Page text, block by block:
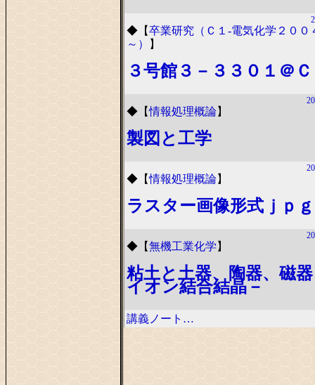
◆ 【卒業研究（Ｃ１-電気化学２００
～）
】
３号館３－３３０１＠
◆ 【情報処理概論】
製図と工学
◆ 【情報処理概論】
ラスター画像形式ｊｐｇ
◆ 【無機工業化学 】
粘土と土器、陶器、磁
イオン結合結晶－
講義ノート…